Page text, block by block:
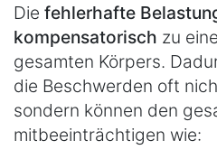
Die fehlerhafte
kompensatorisch zu
gesamten Körpers.
die Beschwerden oft
sondern können den
mitbeeinträchtigen wie: